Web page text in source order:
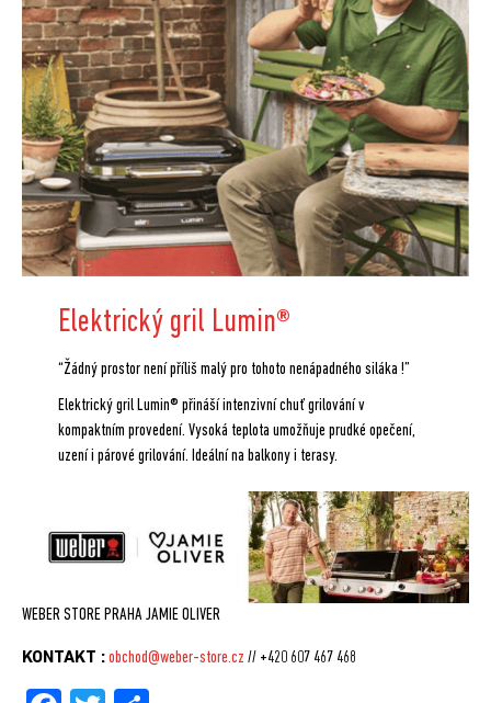
Elektrický gril Lumin®
“Žádný prostor není příliš malý pro tohoto nenápadného siláka !”
Elektrický gril Lumin® přináší intenzivní chuť grilování v
kompaktním provedení. Vysoká teplota umožňuje prudké opečení,
uzení i párové grilování. Ideální na balkony i terasy.
WEBER STORE PRAHA JAMIE OLIVER
KONTAKT :obchod@weber-store.cz // +420 607 467 468